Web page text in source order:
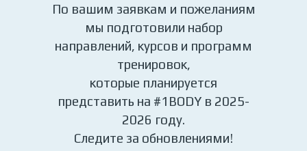
По вашим заявкам и пожеланиям
мы подготовили набор
направлений, курсов и программ
тренировок,
которые планируется
представить на #1BODY в 2025-
2026 году.
Следите за обновлениями!